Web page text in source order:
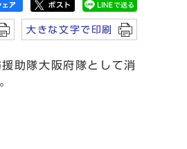
大きな文字で印刷
助隊大阪府隊として消